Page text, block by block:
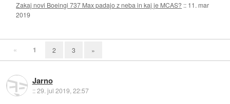
Zakaj novi Boeingi 737 Max padajo z neba in kaj je MCAS? :: 11. mar
2019
« 1 2 3 »
Jarno
::29. jul 2019, 22:57